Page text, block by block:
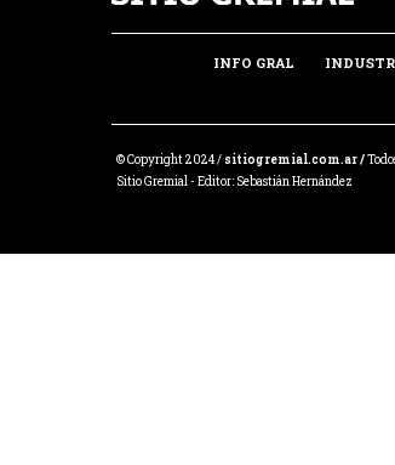
INFO GRAL
© Copyright 2024 / sitiogremial.com.ar /
Sitio Gremial - Editor: Sebastián Hernández